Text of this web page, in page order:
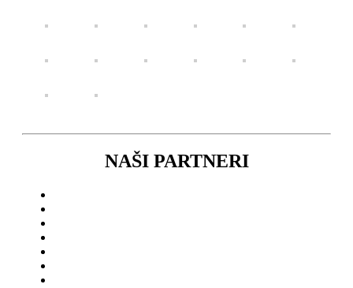
NAŠI PARTNERI